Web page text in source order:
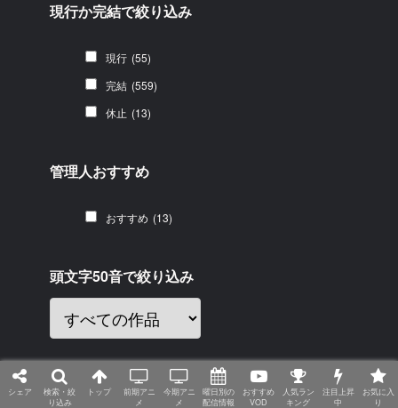
現行か完結で絞り込み
現行 (55)
完結 (559)
休止 (13)
管理人おすすめ
おすすめ (13)
頭文字50音で絞り込み
評価で絞り込み
シェア
検索・絞
り込み
トップ
前期アニ
メ
今期アニ
メ
曜日別の
配信情報
おすすめ
VOD
人気ラン
キング
注目上昇
中
お気に入
り